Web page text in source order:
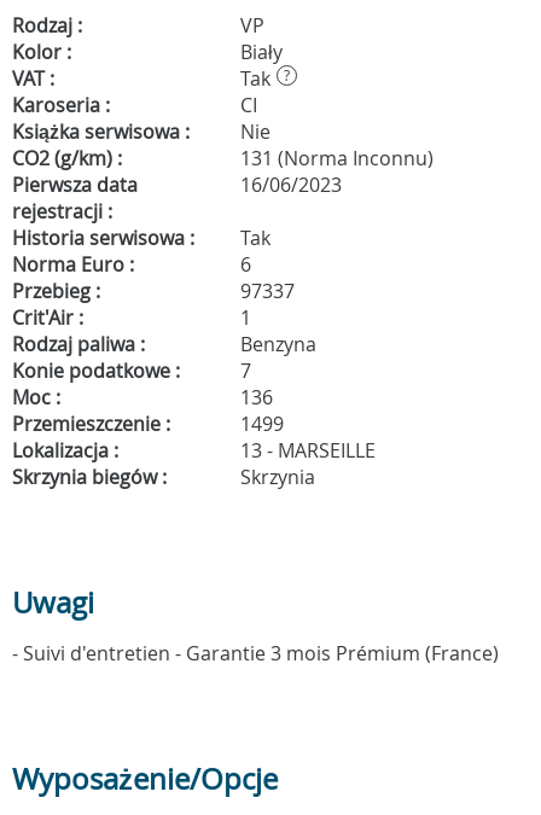
Rodzaj :
VP
Kolor :
Biały
VAT :
Tak ?
Karoseria :
CI
Książka serwisowa :
Nie
CO2 (g/km) :
131 (Norma Inconnu)
Pierwsza data
rejestracji :
16/06/2023
Historia serwisowa :
Tak
Norma Euro :
6
Przebieg :
97337
Crit'Air :
1
Rodzaj paliwa :
Benzyna
Konie podatkowe :
7
Moc :
136
Przemieszczenie :
1499
Lokalizacja :
13 - MARSEILLE
Skrzynia biegów :
Skrzynia
Uwagi
- Suivi d'entretien - Garantie 3 mois Prémium (France)
Wyposażenie/Opcje